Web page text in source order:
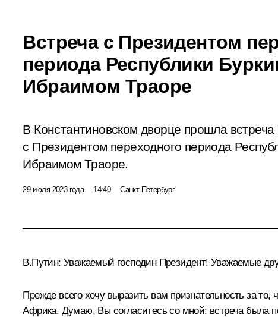
Встреча с Президентом
периода Республики
Ибраимом Траоре
В Константиновском дворце прошла
с Президентом переходного периода
Ибраимом Траоре.
29 июля 2023 года 14:40 Санкт-Петербург
В.Путин: Уважаемый господин Президент! Уважаемые
Прежде всего хочу выразить вам признательность за
Африка. Думаю, Вы согласитесь со мной: встреча была